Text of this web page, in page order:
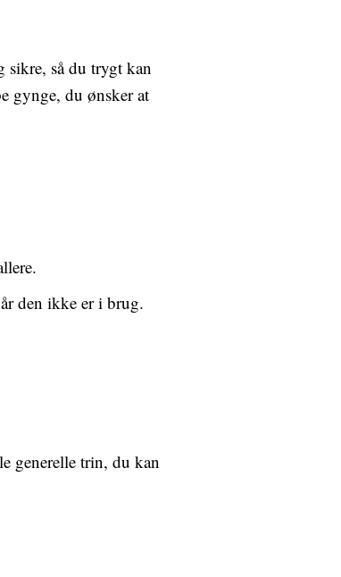
sikre, så du trygt kan
gynge, du ønsker at
den ikke er i brug.
generelle trin, du kan